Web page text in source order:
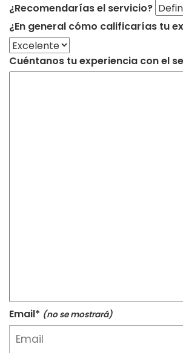
¿Recomendarías el servicio?
¿En general cómo calificarías tu
Cuéntanos tu experiencia con el
Email* (no se mostrará)